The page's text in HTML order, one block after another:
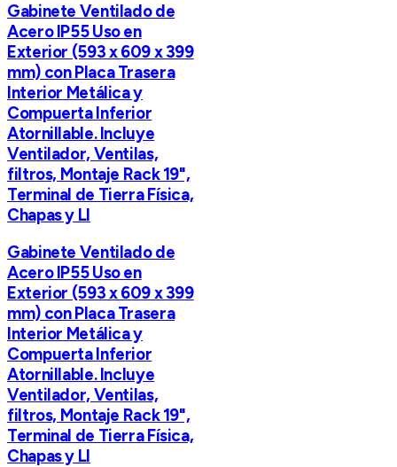
Gabinete Ventilado de
Acero IP55 Uso en
Exterior (593 x 609 x 399
mm) con Placa Trasera
Interior Metálica y
Compuerta Inferior
Atornillable. Incluye
Ventilador, Ventilas,
filtros, Montaje Rack 19",
Terminal de Tierra Física,
Chapas y Ll
Gabinete Ventilado de
Acero IP55 Uso en
Exterior (593 x 609 x 399
mm) con Placa Trasera
Interior Metálica y
Compuerta Inferior
Atornillable. Incluye
Ventilador, Ventilas,
filtros, Montaje Rack 19",
Terminal de Tierra Física,
Chapas y Ll